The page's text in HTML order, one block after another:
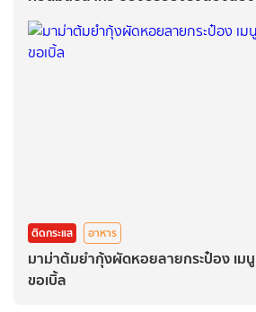
ติดกระแส อาหาร
มาม่าต้มยำกุ้งผัดหอยลายกระป๋อง เมนูทำง่ายอร่อยจนต้อง
ขอเบิ้ล